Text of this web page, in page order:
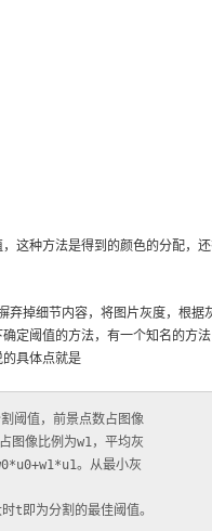
这种方法是得到的颜色的分配，
弃掉细节内容，将图片灰度，根据
定阈值的方法，有一个知名的方
具体点就是
阈值，前景点数占图像
图像比例为w1，平均灰
。从最小灰